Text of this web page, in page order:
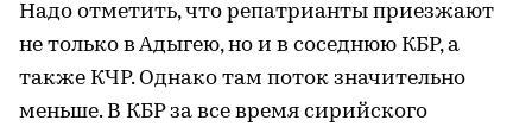
Надо отметить, что репатрианты приезжают
не только в Адыгею, но и в соседнюю КБР, а
также КЧР. Однако там поток значительно
меньше. В КБР за все время сирийского